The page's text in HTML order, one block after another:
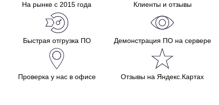
На рынке с 2015 года Клиенты и отзывы
Быстрая отгрузка ПО Демонстрация ПО на сервере
Проверка у нас в офисе Отзывы на Яндекс.Картах